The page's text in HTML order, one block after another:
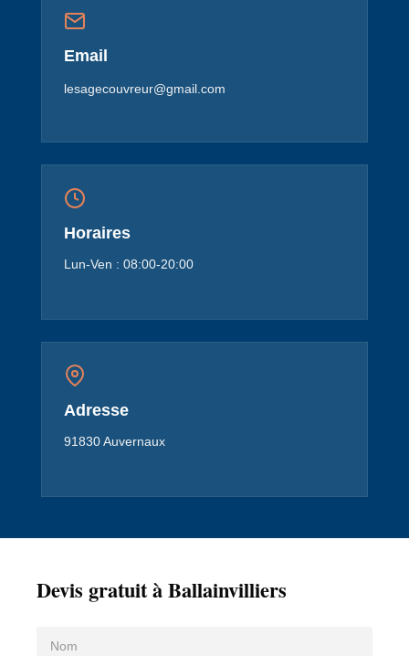
Email
lesagecouvreur@gmail.com
Horaires
Lun-Ven : 08:00-20:00
Adresse
91830 Auvernaux
Devis gratuit à Ballainvilliers